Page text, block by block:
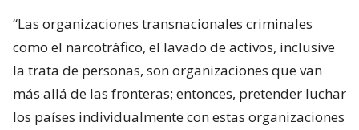
“Las organizaciones transnacionales criminales
como el narcotráfico, el lavado de activos, inclusive
la trata de personas, son organizaciones que van
más allá de las fronteras; entonces, pretender luchar
los países individualmente con estas organizaciones